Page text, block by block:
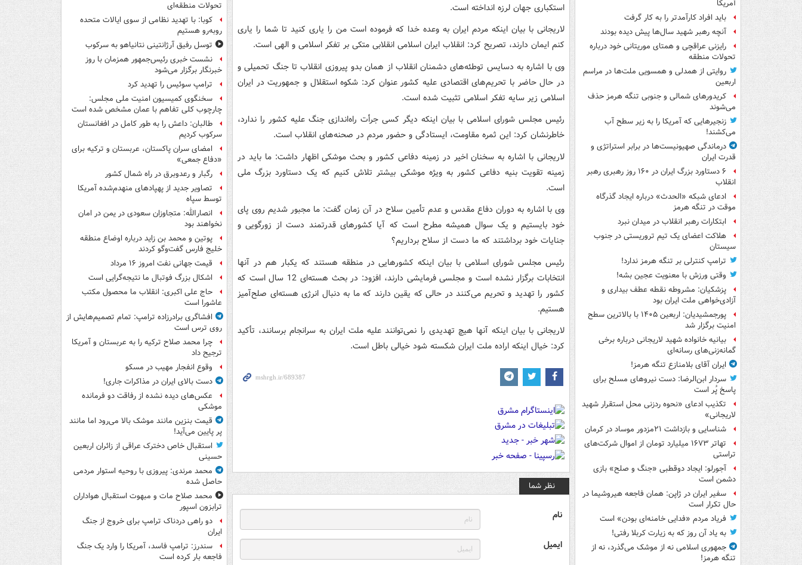
آمریکا
باید افراد کارآمدتر را به کار گرفت
آنچه رهبر شهید سال‌ها پیش دیده بودند
رایزنی عراقچی و همتای موریتانی خود درباره
تحولات منطقه
روایتی از همدلی و همسویی ملت‌ها در مراسم
اربعین
کریدورهای شمالی و جنوبی تنگه هرمز حذف
می‌شوند
زنجیرهایی که آمریکا را به زیر سطح آب
می‌کشند!
درماندگی صهیونیست‌ها در برابر استراتژی و
قدرت ایران
۶ دستاورد بزرگ ایران در ۱۶۰ روز رهبری رهبر
انقلاب
ادعای شبکه «الحدث» درباره ایجاد گذرگاه
موقت در تنگه هرمز
ابتکارات رهبر انقلاب در میدان نبرد
هلاکت اعضای یک تیم تروریستی در جنوب
سیستان
ترامپ کنترلی بر تنگه هرمز ندارد!
وقتی ورزش با معنویت عجین بشه!
پزشکیان: مشروطه نقطه عطف بیداری و
آزادی‌خواهی ملت ایران بود
پورجمشیدیان: اربعین ۱۴۰۵ با بالاترین سطح
امنیت برگزار شد
بیانیه خانواده شهید لاریجانی درباره برخی
گمانه‌زنی‌های رسانه‌ای
ایران آقای بلامنازع تنگه هرمز!
سردار ابن‌الرضا: دست نیروهای مسلح برای
پاسخ پُر است
تکذیب ادعای «نحوه ردزنی محل استقرار شهید
لاریجانی»
شناسایی و بازداشت ۲۱مزدور موساد در کرمان
تهاتر ۱۶۷۳ میلیارد تومان از اموال شرکت‌های
تراستی
آجورلو: ایجاد دوقطبی «جنگ و صلح‌» بازی
دشمن است
سفیر ایران در ژاپن: همان فاجعه هیروشیما در
حال تکرار است
فریاد مردم «فدایی خامنه‌ای بودن» است
به یاد آن روز که به زیارت کربلا رفتی!
جمهوری اسلامی نه از موشک می‌گذرد، نه از
تنگه هرمز!
استکباری جهان لرزه انداخته است.
لاریجانی با بیان اینکه مردم ایران به وعده خدا که فرموده است من را یاری کنید تا شما را یاری
کنم ایمان دارند، تصریح کرد: انقلاب ایران اسلامی انقلابی متکی بر تفکر اسلامی و الهی است.
وی با اشاره به دسایس توطئه‌های دشمنان انقلاب از همان بدو پیروزی انقلاب تا جنگ تحمیلی و
در حال حاضر با تحریم‌های اقتصادی علیه کشور عنوان کرد:‌ شکوه استقلال و جمهوریت در ایران
اسلامی زیر سایه تفکر اسلامی تثبیت شده است.
رئیس مجلس شورای اسلامی با بیان اینکه دیگر کسی جرأت راه‌اندازی جنگ علیه کشور را ندارد،
خاطرنشان کرد: این ثمره مقاومت، ایستادگی و حضور مردم در صحنه‌های انقلاب است.
لاریجانی با اشاره به سخنان اخیر در زمینه دفاعی کشور و بحث موشکی اظهار داشت: ما باید در
زمینه تقویت بنیه دفاعی کشور به ویژه موشکی بیشتر تلاش کنیم که یک دستاورد بزرگ ملی
است.
وی با اشاره به دوران دفاع مقدس و عدم تأمین سلاح در آن زمان گفت: ما مجبور شدیم روی پای
خود بایستیم و یک سوال همیشه مطرح است که آیا کشورهای قدرتمند دست از زورگویی و
جنایات خود برداشتند که ما دست از سلاح برداریم؟
رئیس مجلس شورای اسلامی با بیان اینکه کشورهایی در منطقه هستند که یکبار هم در آنها
انتخابات برگزار نشده است و مجلسی فرمایشی دارند، افزود: در بحث هسته‌ای 12 سال است که
کشور را تهدید و تحریم می‌کنند در حالی که یقین دارند که ما به دنبال انرژی هسته‌ای صلح‌آمیز
هستیم.
لاریجانی با بیان اینکه آنها هیچ تهدیدی را نمی‌توانند علیه ملت ایران به سرانجام برسانند، تأکید
کرد: خیال اینکه اراده ملت ایران شکسته شود خیالی باطل است.
نظر شما
نام
ایمیل
تحولات منطقه‌ای
کوبا: با تهدید نظامی از سوی ایالات متحده
روبه‌رو هستیم
توسل رفیق آرژانتینی نتانیاهو به سرکوب
نشست خبری رئیس‌جمهور همزمان با روز
خبرنگار برگزار می‌شود
ترامپ سوئیس را تهدید کرد
سخنگوی کمیسیون امنیت ملی مجلس:
چارچوب کلی تفاهم با عمان مشخص شده است
طالبان: داعش را به طور کامل در افغانستان
سرکوب کردیم
امضای سران پاکستان، عربستان و ترکیه برای
«دفاع جمعی»
رگبار و رعدوبرق در راه شمال کشور
تصاویر جدید از پهپادهای منهدم‌شده آمریکا
توسط سپاه
انصارالله: متجاوزان سعودی در یمن در امان
نخواهند بود
پوتین و محمد بن زاید درباره اوضاع منطقه
خلیج فارس گفت‌وگو کردند
قیمت جهانی نفت امروز ۱۶ مرداد
اشکال بزرگ فوتبال ما نتیجه‌گرایی است
حاج علی اکبری: انقلاب ما محصول مکتب
عاشورا است
افشاگری برادرزاده ترامپ: تمام تصمیم‌هایش از
روی ترس است
چرا محمد صلاح ترکیه را به عربستان و آمریکا
ترجیح داد
وقوع انفجار مهیب در مسکو
دست بالای ایران در مذاکرات جاری!
عکس‌های دیده نشده از رفاقت دو فرمانده‌
موشکی
قیمت بنزین مانند موشک بالا می‌رود اما مانند
پر پایین می‌آید!
استقبال خاص دخترک عراقی از زائران اربعین
حسینی
محمد مرندی: پیروزی با روحیه استوار مردمی
حاصل شده
محمد صلاح مات و مبهوت استقبال هواداران
ترابزون اسپور
دو راهی دردناک ترامپ برای خروج از جنگ
ایران
سندرز: ترامپ فاسد، آمریکا را وارد یک جنگ
فاجعه بار کرده است